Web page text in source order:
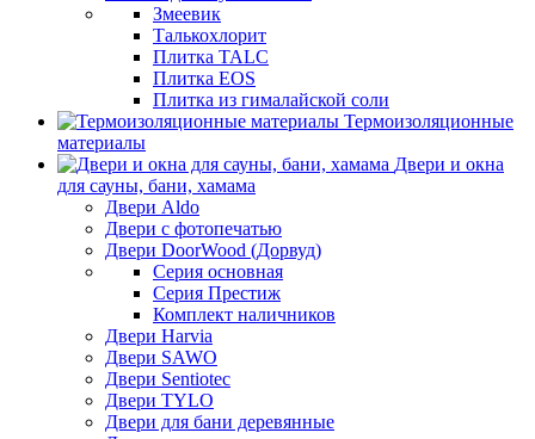
Змеевик
Талькохлорит
Плитка TALC
Плитка EOS
Плитка из гималайской соли
Термоизоляционные
материалы
Двери и окна
для сауны, бани, хамама
Двери Aldo
Двери с фотопечатью
Двери DoorWood (Дорвуд)
Серия основная
Серия Престиж
Комплект наличников
Двери Harvia
Двери SAWO
Двери Sentiotec
Двери TYLO
Двери для бани деревянные